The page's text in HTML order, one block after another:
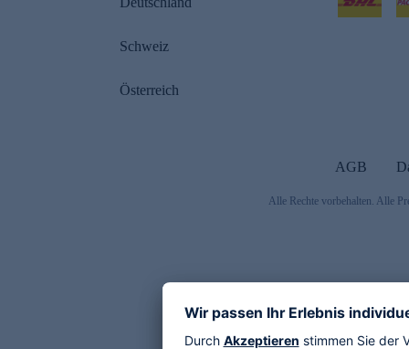
Schweiz
Österreich
AGB
Alle Rechte vorbehalten. Alle